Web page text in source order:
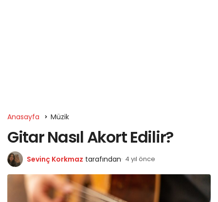
Anasayfa Müzik
Gitar Nasıl Akort Edilir?
Sevinç Korkmaz tarafından 4 yıl önce